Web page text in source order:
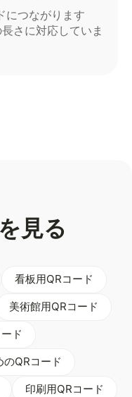
につながります
さに対応していま
見る
看板用QRコード
美術館用QRコード
ド
のQRコード
印刷用QRコード